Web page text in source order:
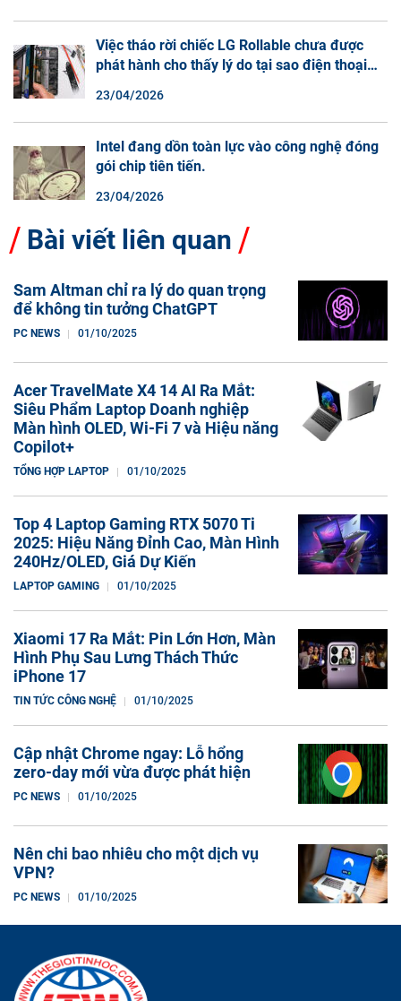
Việc tháo rời chiếc LG Rollable chưa được
phát hành cho thấy lý do tại sao điện thoại
23/04/2026
Intel đang dồn toàn lực vào công nghệ đóng
gói chip tiên tiến.
23/04/2026
Bài viết liên quan
Sam Altman chỉ ra lý do quan trọng
để không tin tưởng ChatGPT
PC NEWS 01/10/2025
Acer TravelMate X4 14 AI Ra Mắt:
Siêu Phẩm Laptop Doanh nghiệp
Màn hình OLED, Wi-Fi 7 và Hiệu năng
Copilot+
TỔNG HỢP LAPTOP 01/10/2025
Top 4 Laptop Gaming RTX 5070 Ti
2025: Hiệu Năng Đỉnh Cao, Màn Hình
240Hz/OLED, Giá Dự Kiến
LAPTOP GAMING 01/10/2025
Xiaomi 17 Ra Mắt: Pin Lớn Hơn, Màn
Hình Phụ Sau Lưng Thách Thức
iPhone 17
TIN TỨC CÔNG NGHỆ 01/10/2025
Cập nhật Chrome ngay: Lỗ hổng
zero-day mới vừa được phát hiện
PC NEWS 01/10/2025
Nên chi bao nhiêu cho một dịch vụ
VPN?
PC NEWS 01/10/2025